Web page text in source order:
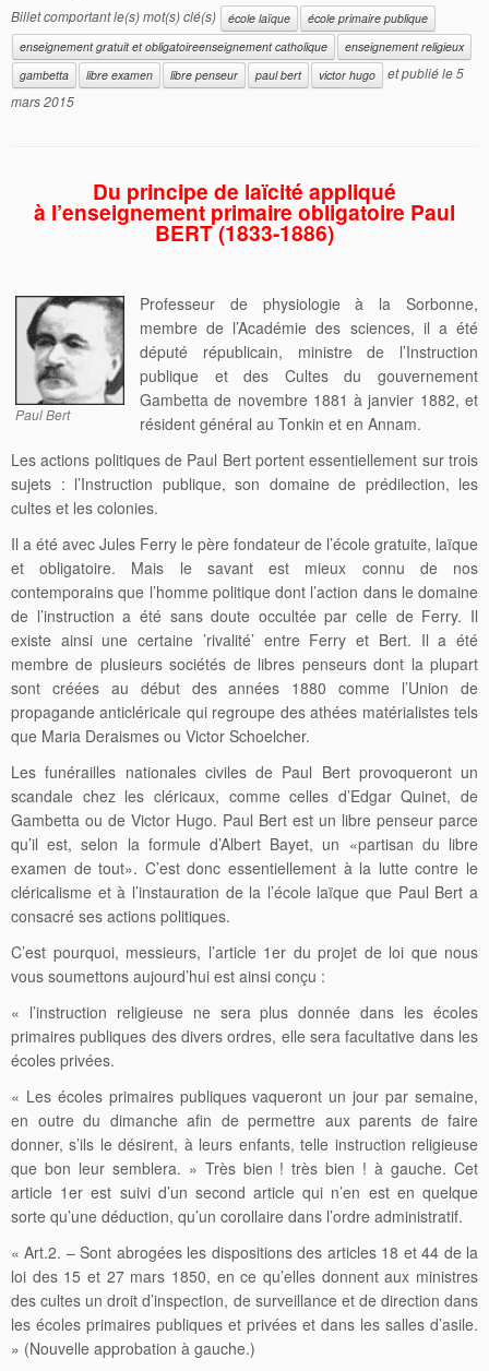
Billet comportant le(s) mot(s) clé(s) école laïque
école primaire publique
enseignement gratuit et obligatoireenseignement catholique
enseignement religieux
gambetta
libre examen libre penseur paul bert victor hugo et publié le5
mars 2015
Du principe de laïcité appliqué
à l’enseignement primaire obligatoire Paul
BERT (1833-1886)
Paul Bert
Professeur de physiologie à la Sorbonne,
membre de l’Académie des sciences, il a été
député républicain, ministre de l’Instruction
publique et des Cultes du gouvernement
Gambetta de novembre 1881 à janvier 1882, et
résident général au Tonkin et en Annam.
Les actions politiques de Paul Bert portent essentiellement sur trois
sujets : l’Instruction publique, son domaine de prédilection, les
cultes et les colonies.
Il a été avec Jules Ferry le père fondateur de l’école gratuite, laïque
et obligatoire. Mais le savant est mieux connu de nos
contemporains que l’homme politique dont l’action dans le domaine
de l’instruction a été sans doute occultée par celle de Ferry. Il
existe ainsi une certaine ’rivalité’ entre Ferry et Bert. Il a été
membre de plusieurs sociétés de libres penseurs dont la plupart
sont créées au début des années 1880 comme l’Union de
propagande anticléricale qui regroupe des athées matérialistes tels
que Maria Deraismes ou Victor Schoelcher.
Les funérailles nationales civiles de Paul Bert provoqueront un
scandale chez les cléricaux, comme celles d’Edgar Quinet, de
Gambetta ou de Victor Hugo. Paul Bert est un libre penseur parce
qu’il est, selon la formule d’Albert Bayet, un «partisan du libre
examen de tout». C’est donc essentiellement à la lutte contre le
cléricalisme et à l’instauration de la l’école laïque que Paul Bert a
consacré ses actions politiques.
C’est pourquoi, messieurs, l’article 1er du projet de loi que nous
vous soumettons aujourd’hui est ainsi conçu :
« l’instruction religieuse ne sera plus donnée dans les écoles
primaires publiques des divers ordres, elle sera facultative dans les
écoles privées.
« Les écoles primaires publiques vaqueront un jour par semaine,
en outre du dimanche afin de permettre aux parents de faire
donner, s’ils le désirent, à leurs enfants, telle instruction religieuse
que bon leur semblera. » Très bien ! très bien ! à gauche. Cet
article 1er est suivi d’un second article qui n’en est en quelque
sorte qu’une déduction, qu’un corollaire dans l’ordre administratif.
« Art.2. – Sont abrogées les dispositions des articles 18 et 44 de la
loi des 15 et 27 mars 1850, en ce qu’elles donnent aux ministres
des cultes un droit d’inspection, de surveillance et de direction dans
les écoles primaires publiques et privées et dans les salles d’asile.
» (Nouvelle approbation à gauche.)